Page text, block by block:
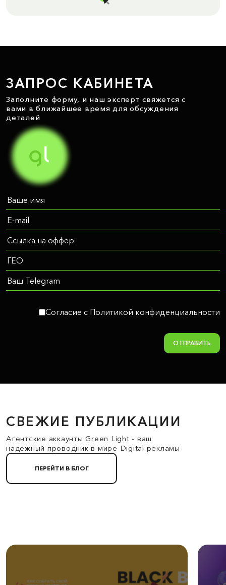
ЗАПРОС КАБИНЕТА
Заполните форму, и наш эксперт свяжется с
вами в ближайшее время для обсуждения
деталей
Согласие c Политикой конфиденциальности
ОТПРАВИТЬ
СВЕЖИЕ ПУБЛИКАЦИИ
Агентские аккаунты Green Light - ваш
надежный проводник в мире Digital рекламы
ПЕРЕЙТИ В БЛОГ